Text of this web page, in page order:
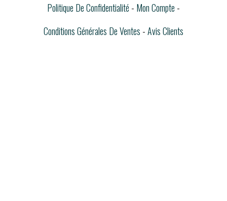
Politique De Confidentialité
Mon Compte
Conditions Générales De Ventes Avis Clients